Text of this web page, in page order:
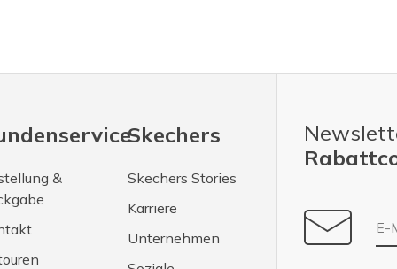
&
Skechers
Skechers Stories
Karriere
Unternehmen
E-